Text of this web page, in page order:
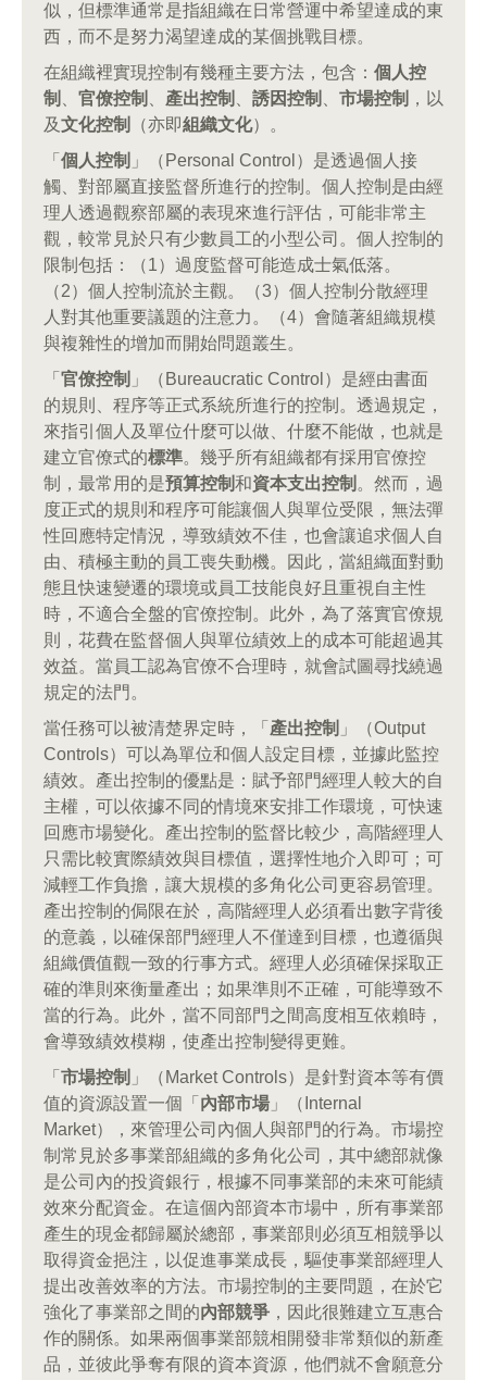
似，但標準通常是指組織在日常營運中希望達成的東
西，而不是努力渴望達成的某個挑戰目標。
在組織裡實現控制有幾種主要方法，包含： 個人控
制
官僚控制 產出控制 誘因控制 市場控制 ，以
及文化控制 （亦即組織文化）。
「 個人控制 」（Personal Control）是透過個人接
觸、對部屬直接監督所進行的控制。個人控制是由經
理人透過觀察部屬的表現來進行評估，可能非常主
觀，較常見於只有少數員工的小型公司。個人控制的
限制包括：（1）過度監督可能造成士氣低落。
（2）個人控制流於主觀。（3）個人控制分散經理
人對其他重要議題的注意力。（4）會隨著組織規模
與複雜性的增加而開始問題叢生。
「 官僚控制 」（Bureaucratic Control）是經由書面
的規則、程序等正式系統所進行的控制。透過規定，
來指引個人及單位什麼可以做、什麼不能做，也就是
建立官僚式的標準。幾乎所有組織都有採用官僚控
制，最常用的是預算控制和資本支出控制 。然而，過
度正式的規則和程序可能讓個人與單位受限，無法彈
性回應特定情況，導致績效不佳，也會讓追求個人自
由、積極主動的員工喪失動機。因此，當組織面對動
態且快速變遷的環境或員工技能良好且重視自主性
時，不適合全盤的官僚控制。此外，為了落實官僚規
則，花費在監督個人與單位績效上的成本可能超過其
效益。當員工認為官僚不合理時，就會試圖尋找繞過
規定的法門。
當任務可以被清楚界定時，「 產出控制 」（Output
Controls）可以為單位和個人設定目標，並據此監控
績效。產出控制的優點是：賦予部門經理人較大的自
主權，可以依據不同的情境來安排工作環境，可快速
回應市場變化。產出控制的監督比較少，高階經理人
只需比較實際績效與目標值，選擇性地介入即可；可
減輕工作負擔，讓大規模的多角化公司更容易管理。
產出控制的侷限在於，高階經理人必須看出數字背後
的意義，以確保部門經理人不僅達到目標，也遵循與
組織價值觀一致的行事方式。經理人必須確保採取正
確的準則來衡量產出；如果準則不正確，可能導致不
當的行為。此外，當不同部門之間高度相互依賴時，
會導致績效模糊，使產出控制變得更難。
「 市場控制 」（Market Controls）是針對資本等有價
值的資源設置一個「 內部市場 」（Internal
Market），來管理公司內個人與部門的行為。市場控
制常見於多事業部組織的多角化公司，其中總部就像
是公司內的投資銀行，根據不同事業部的未來可能績
效來分配資金。在這個內部資本市場中，所有事業部
產生的現金都歸屬於總部，事業部則必須互相競爭以
取得資金挹注，以促進事業成長，驅使事業部經理人
提出改善效率的方法。市場控制的主要問題，在於它
強化了事業部之間的內部競爭 ，因此很難建立互惠合
作的關係。如果兩個事業部競相開發非常類似的新產
品，並彼此爭奪有限的資本資源，他們就不會願意分